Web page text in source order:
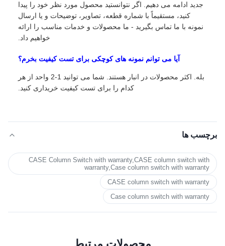
جدید ادامه می دهیم. اگر نتوانستید محصول مورد نظر خود را پیدا
کنید، مستقیماً با شماره قطعه، تصاویر، توضیحات و یا ارسال
نمونه با ما تماس بگیرید - ما محصولات و خدمات مناسب را ارائه
خواهیم داد.
آیا می توانم نمونه های کوچکی برای تست کیفیت بخرم؟
بله. اکثر محصولات در انبار هستند. شما می توانید 1-2 واحد از هر
کدام را برای تست کیفیت خریداری کنید.
برچسب ها
CASE Column Switch with warranty,CASE column switch with
warranty,Case column switch with warranty
CASE column switch with warranty
Case column switch with warranty